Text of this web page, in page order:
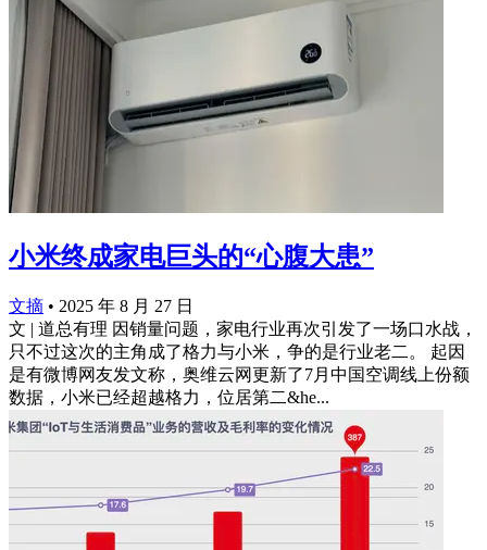
小米终成家电巨头的“心腹大患”
文摘 • 2025 年 8 月 27 日
文 | 道总有理 因销量问题，家电行业再次引发了一场口水战，
只不过这次的主角成了格力与小米，争的是行业老二。 起因
是有微博网友发文称，奥维云网更新了7月中国空调线上份额
数据，小米已经超越格力，位居第二&he...